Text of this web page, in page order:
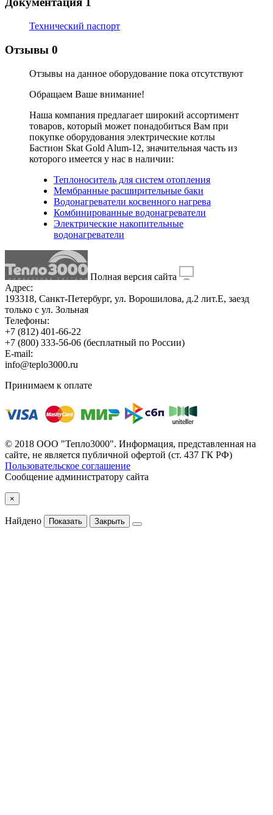
Технический паспорт
Отзывы 0
Отзывы на данное оборудование пока отсутствуют
Обращаем Ваше внимание!
Наша компания предлагает широкий ассортимент
товаров, который может понадобиться Вам при
покупке оборудования электрические котлы
Бастион Skat Gold Alum-12, значительная часть из
которого имеется у нас в наличии:
Теплоноситель для систем отопления
Мембранные расширительные баки
Водонагреватели косвенного нагрева
Комбинированные водонагреватели
Электрические накопительные
водонагреватели
Полная версия сайта
Адрес:
193318, Санкт-Петербург, ул. Ворошилова, д.2 лит.Е, заезд
только с ул. Зольная
Телефоны:
+7 (812) 401-66-22
+7 (800) 333-56-06 (бесплатный по России)
E-mail:
info@teplo3000.ru
Принимаем к оплате
© 2018 ООО "Тепло3000". Информация, представленная на
сайте, не является публичной офертой (ст. 437 ГК РФ)
Пользовательское соглашение
Сообщение администратору сайта
×
Найдено Показать Закрыть